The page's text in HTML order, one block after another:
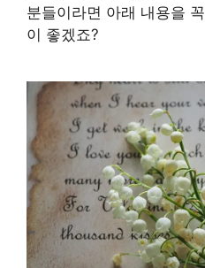
분들이라면 아래 내용을
이 좋겠죠?